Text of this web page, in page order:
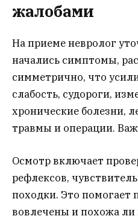
жалобами
На приеме невролог
начались симптомы,
симметрично, что
слабость, судороги,
хронические болезни,
травмы и операции.
Осмотр включает
рефлексов,
походки. Это помогает
вовлечены и похожа ли